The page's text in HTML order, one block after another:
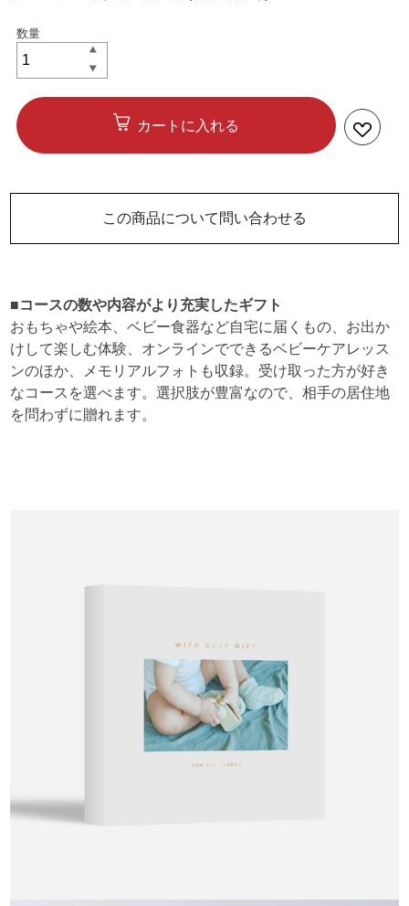
カートに入れる
この商品について問い合わせる
■コースの数や内容がより充実したギフト
おもちゃや絵本、ベビー食器など自宅に届くもの、お出か
けして楽しむ体験、オンラインでできるベビーケアレッス
ンのほか、メモリアルフォトも収録。受け取った方が好き
なコースを選べます。選択肢が豊富なので、相手の居住地
を問わずに贈れます。